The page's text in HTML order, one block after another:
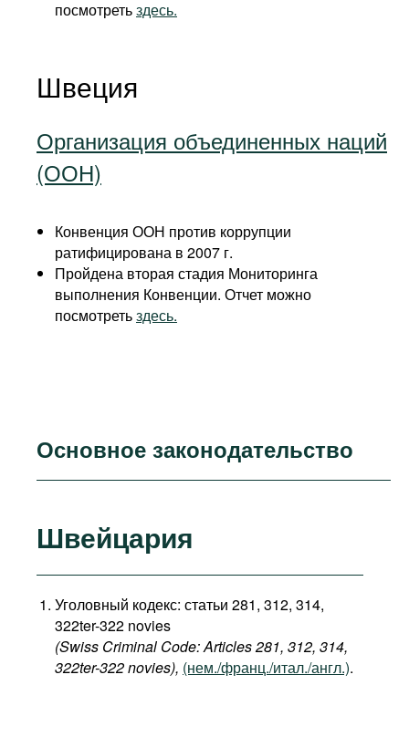
посмотретьздесь.
Швеция
Организация объединенных наций
(ООН)
Конвенция ООН против коррупции
ратифицирована в 2007 г.
Пройдена вторая стадия Мониторинга
выполнения Конвенции. Отчет можно
посмотретьздесь.
Основное законодательство
Швейцария
Уголовный кодекс: статьи 281, 312, 314,
322ter-322 novies
(Swiss Criminal Code: Articles 281, 312, 314,
322ter-322 novies), (нем./франц./итал./англ.).